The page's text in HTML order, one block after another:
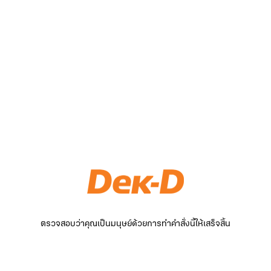
ตรวจสอบว่าคุณเป็นมนุษย์ด้วยการทำคำสั่งนี้ให้เสร็จสิ้น